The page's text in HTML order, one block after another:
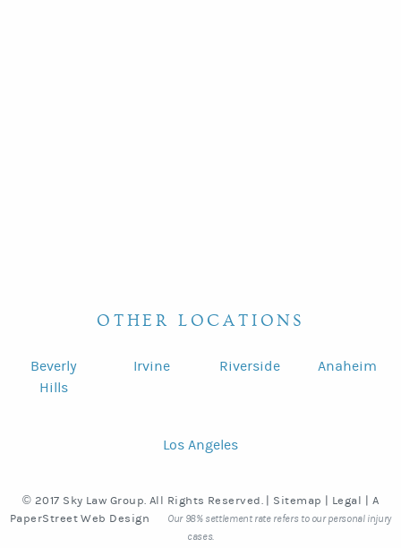
OTHER LOCATIONS
Beverly
Hills
Irvine Riverside Anaheim
Los Angeles
© 2017 Sky Law Group. All Rights Reserved. | Sitemap | Legal | A
PaperStreet Web Design
Our 98% settlement rate refers to our personal injury
cases.